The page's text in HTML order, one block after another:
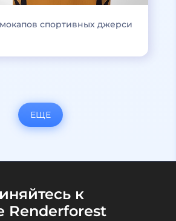
спортивных джерси
ЕЩЕ
к
Renderforest